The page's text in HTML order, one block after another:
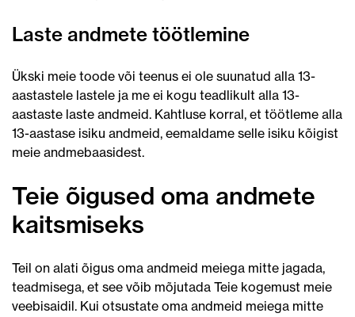
Laste andmete töötlemine
Ükski meie toode või teenus ei ole suunatud alla 13-
aastastele lastele ja me ei kogu teadlikult alla 13-
aastaste laste andmeid. Kahtluse korral, et töötleme alla
13-aastase isiku andmeid, eemaldame selle isiku kõigist
meie andmebaasidest.
Teie õigused oma andmete
kaitsmiseks
Teil on alati õigus oma andmeid meiega mitte jagada,
teadmisega, et see võib mõjutada Teie kogemust meie
veebisaidil. Kui otsustate oma andmeid meiega mitte